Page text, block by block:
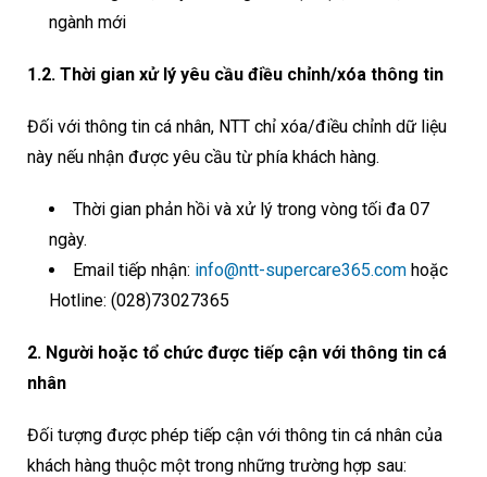
ngành mới
1.2. Thời gian xử lý yêu cầu điều chỉnh/xóa thông tin
Đối với thông tin cá nhân, NTT chỉ xóa/điều chỉnh dữ liệu
này nếu nhận được yêu cầu từ phía khách hàng.
Thời gian phản hồi và xử lý trong vòng tối đa 07
ngày.
Email tiếp nhận: info@ntt-supercare365.com hoặc
Hotline: (028)73027365
2. Người hoặc tổ chức được tiếp cận với thông tin cá
nhân
Đối tượng được phép tiếp cận với thông tin cá nhân của
khách hàng thuộc một trong những trường hợp sau: